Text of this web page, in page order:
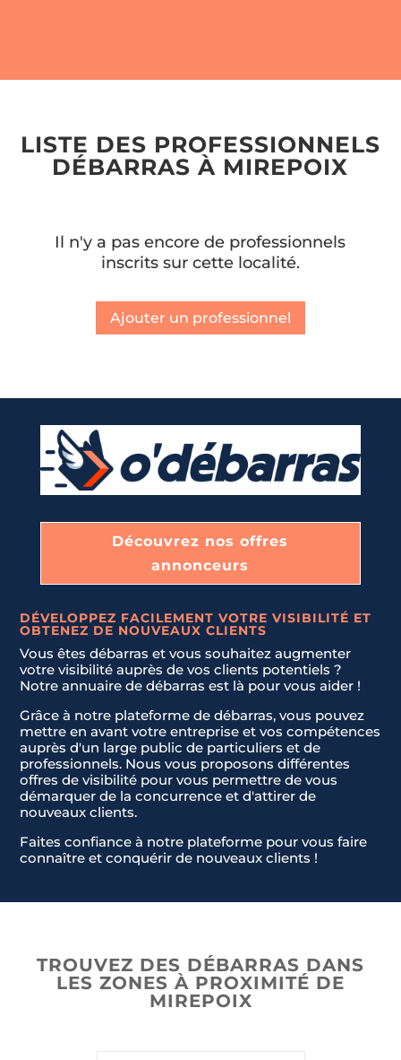
LISTE DES PROFESSIONNELS
DÉBARRAS À MIREPOIX
Il n'y a pas encore de professionnels
inscrits sur cette localité.
Ajouter un professionnel
Découvrez nos offres
annonceurs
DÉVELOPPEZ FACILEMENT VOTRE VISIBILITÉ ET
OBTENEZ DE NOUVEAUX CLIENTS
Vous êtes débarras et vous souhaitez augmenter
votre visibilité auprès de vos clients potentiels ?
Notre annuaire de débarras est là pour vous aider !
Grâce à notre plateforme de débarras, vous pouvez
mettre en avant votre entreprise et vos compétences
auprès d'un large public de particuliers et de
professionnels. Nous vous proposons différentes
offres de visibilité pour vous permettre de vous
démarquer de la concurrence et d'attirer de
nouveaux clients.
Faites confiance à notre plateforme pour vous faire
connaître et conquérir de nouveaux clients !
TROUVEZ DES DÉBARRAS DANS
LES ZONES À PROXIMITÉ DE
MIREPOIX